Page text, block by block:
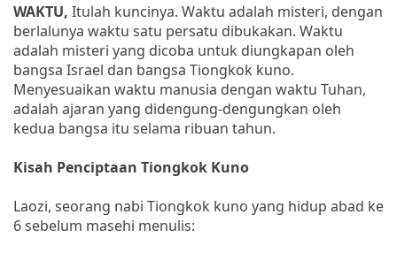
WAKTU, Itulah kuncinya. Waktu adalah misteri, dengan
berlalunya waktu satu persatu dibukakan. Waktu
adalah misteri yang dicoba untuk diungkapan oleh
bangsa Israel dan bangsa Tiongkok kuno.
Menyesuaikan waktu manusia dengan waktu Tuhan,
adalah ajaran yang didengung-dengungkan oleh
kedua bangsa itu selama ribuan tahun.
Kisah Penciptaan Tiongkok Kuno
Laozi, seorang nabi Tiongkok kuno yang hidup abad ke
6 sebelum masehi menulis: